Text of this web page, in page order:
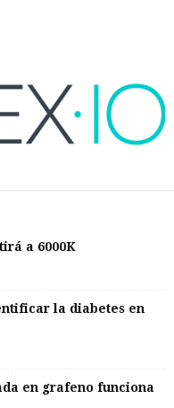
a 6000K
la diabetes en
en grafeno funciona